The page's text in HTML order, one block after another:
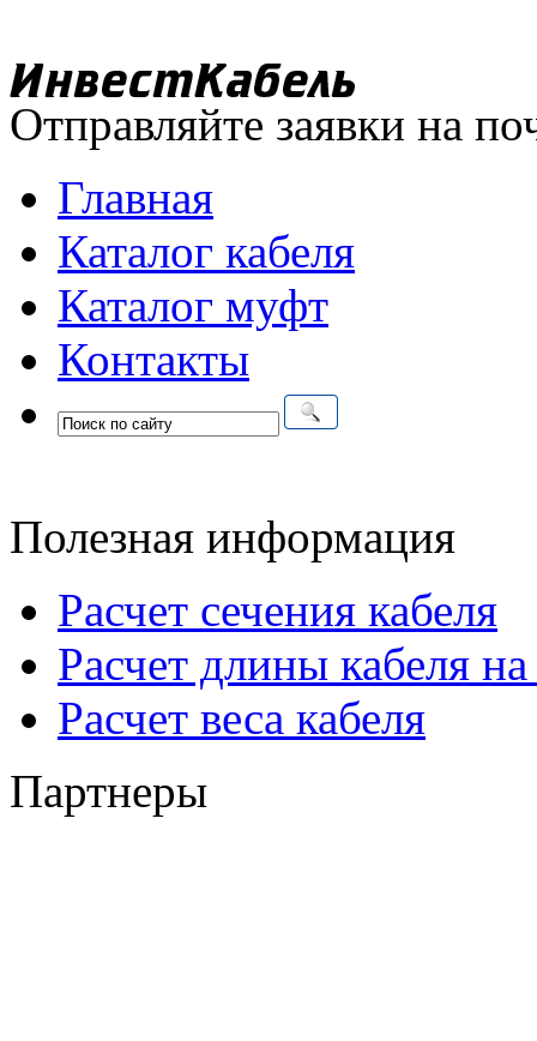
Отправляйте заявки на
Главная
Каталог кабеля
Каталог муфт
Контакты
Полезная информация
Расчет сечения кабеля
Расчет длины кабеля
Расчет веса кабеля
Партнеры